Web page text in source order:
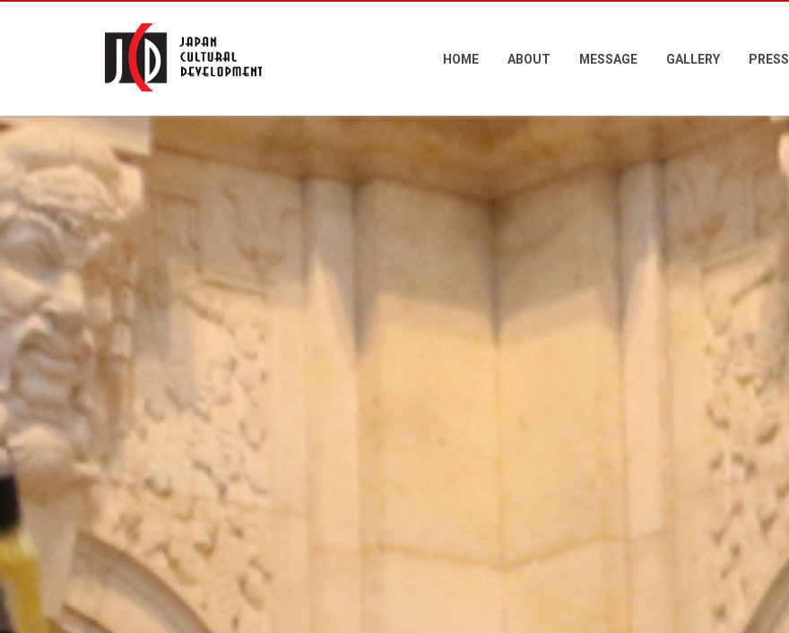
HOME ABOUT MESSAGE GALLERY PRESS